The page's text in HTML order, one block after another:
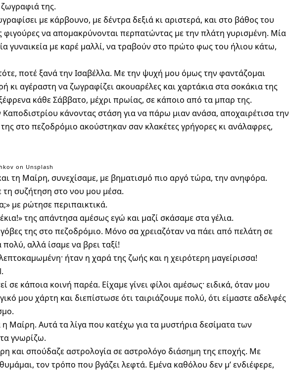
της.
με κάρβουνο, με δέντρα δεξιά κι αριστερά, και στο βάθος του
να απομακρύνονται περπατώντας με την πλάτη γυρισμένη. Μία
γυναικεία με καρέ μαλλί, να τραβούν στο πρώτο φως του ήλιου κάτω,
ποτέ ξανά την Ισαβέλλα. Με την ψυχή μου όμως την φαντάζομαι
κι αγέραστη να ζωγραφίζει ακουαρέλες και χαρτάκια στα σοκάκια της
κάθε Σάββατο, μέχρι πρωίας, σε κάποιο από τα μπαρ της.
Καποδιστρίου κάνοντας στάση για να πάρω μιαν ανάσα, αποχαιρέτισα την
στο πεζοδρόμιο ακούστηκαν σαν κλακέτες γρήγορες κι ανάλαφρες,
on Unsplash
τη Μαίρη, συνεχίσαμε, με βηματισμό πιο αργό τώρα, την ανηφόρα.
συζήτηση στο νου μου μέσα.
με ρώτησε περιπαικτικά.
της απάντησα αμέσως εγώ και μαζί σκάσαμε στα γέλια.
της στο πεζοδρόμιο. Μόνο σα χρειαζόταν να πάει από πελάτη σε
πολύ, αλλά ίσαμε να βρει ταξί!
ήταν η χαρά της ζωής και η χειρότερη μαγείρισσα!
σε κάποια κοινή παρέα. Είχαμε γίνει φίλοι αμέσως· ειδικά, όταν μου
μου χάρτη και διεπίστωσε ότι ταιριάζουμε πολύ, ότι είμαστε αδελφές
η Μαίρη. Αυτά τα λίγα που κατέχω για τα μυστήρια δεσίματα των
γνωρίζω.
και σπούδαζε αστρολογία σε αστρολόγο διάσημη της εποχής. Με
τον τρόπο που βγάζει λεφτά. Εμένα καθόλου δεν μ’ ενδιέφερε,